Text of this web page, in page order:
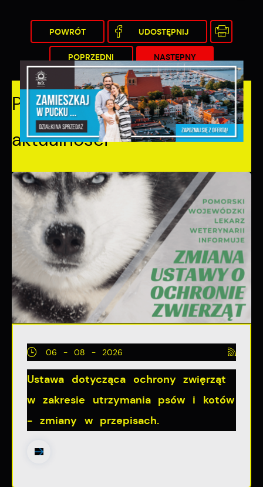
POWRÓT UDOSTĘPNIJ
POPRZEDNI NASTĘPNY
Pozostałe
aktualności
06 - 08 - 2026
Ustawa dotycząca ochrony zwięrząt
w zakresie utrzymania psów i kotów
- zmiany w przepisach.